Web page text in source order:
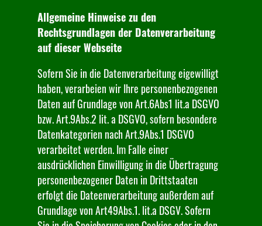
Allgemeine Hinweise zu den
Rechtsgrundlagen der Datenverarbeitung
auf dieser Webseite
Sofern Sie in die Datenverarbeitung eigewilligt
haben, verarbeien wir Ihre personenbezogenen
Daten auf Grundlage von Art.6Abs1 lit.a DSGVO
bzw. Art.9Abs.2 lit. a DSGVO, sofern besondere
Datenkategorien nach Art.9Abs.1 DSGVO
verarbeitet werden. Im Falle einer
ausdrücklichen Einwilligung in die Übertragung
personenbezogener Daten in Drittstaaten
erfolgt die Dateenverarbeitung außerdem auf
Grundlage von Art49Abs.1. lit.a DSGV. Sofern